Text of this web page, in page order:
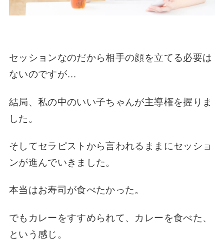
セッションなのだから相手の顔を立てる必要は
ないのですが…
結局、私の中のいい子ちゃんが主導権を握りま
した。
そしてセラピストから言われるままにセッショ
ンが進んでいきました。
本当はお寿司が食べたかった。
でもカレーをすすめられて、カレーを食べた、
という感じ。